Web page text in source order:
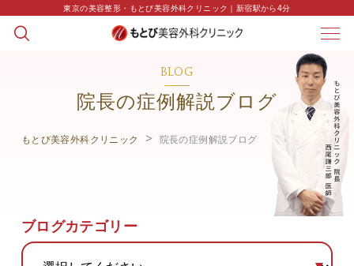
東京の美容整形・もとび美容外科クリニック｜新宿駅から4分
BLOG
院長の症例解説ブログ
もとび美容外科クリニック 院長の症例解説ブログ
ブログカテゴリー